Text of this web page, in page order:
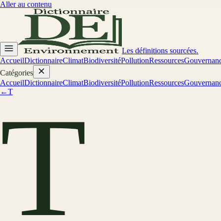
Aller au contenu
Les définitions sourcées.
AccueilDictionnaireClimatBiodiversitéPollutionRessources
Catégories
AccueilDictionnaireClimatBiodiversitéPollutionRessources
←T
T